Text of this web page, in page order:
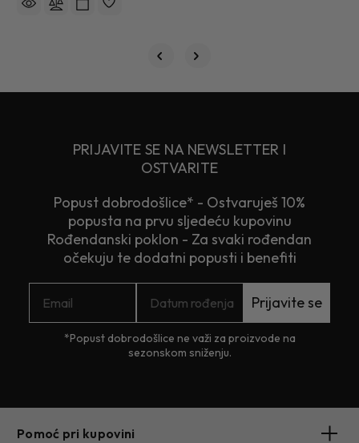
PRIJAVITE SE NA NEWSLETTER I
OSTVARITE
Popust dobrodošlice* - Ostvaruješ 10%
popusta na prvu sljedeću kupovinu
Rođendanski poklon - Za svaki rođendan
očekuju te dodatni popusti i benefiti
Prijavite se
*Popust dobrodošlice ne važi za proizvode na
sezonskom sniženju.
Pomoć pri kupovini